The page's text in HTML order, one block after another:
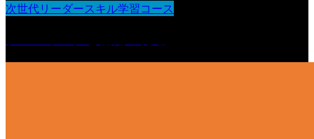
次世代リーダースキル学習コース